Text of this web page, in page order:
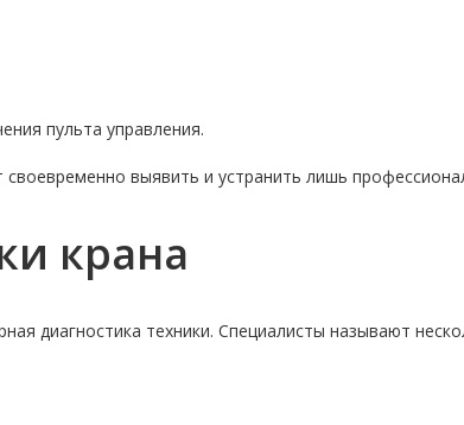
пульта управления.
выявить и устранить лишь
крана
диагностика техники. Специалисты называют